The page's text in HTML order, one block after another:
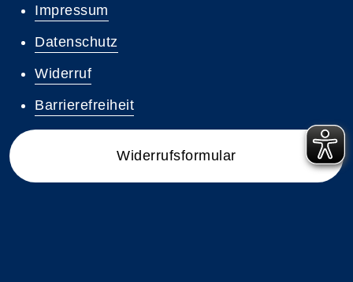
Impressum
Datenschutz
Widerruf
Barrierefreiheit
Widerrufsformular